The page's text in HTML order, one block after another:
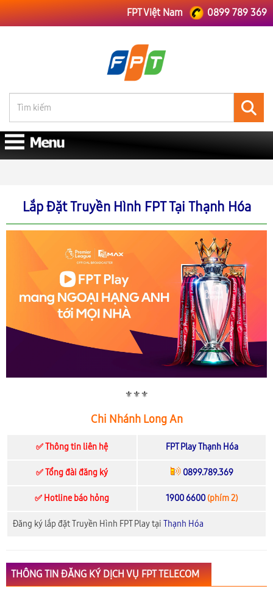
FPT Việt Nam 0899 789 369
Lắp Đặt Truyền Hình FPT Tại Thạnh Hóa
⚜️⚜️⚜️
Chi Nhánh Long An
✅ Thông tin liên hệ FPT Play Thạnh Hóa
✅ Tổng đài đăng ký 0899.789.369
✅ Hotline báo hỏng 1900 6600 (phím 2)
Đăng ký lắp đặt Truyền Hình FPT Play tại Thạnh Hóa
THÔNG TIN ĐĂNG KÝ DỊCH VỤ FPT TELECOM